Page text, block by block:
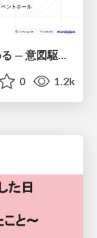
変わらないものが、変わるものを決める — 意図駆動開発 × イベントソーシング × イミュータブル | What Doesn't Change Decides What Can — IDD × Event Sourcing × Immutability
0 1.2k